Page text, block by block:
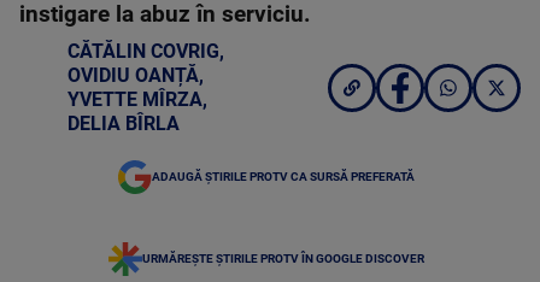
instigare la abuz în serviciu.
CĂTĂLIN COVRIG,
OVIDIU OANȚĂ,
YVETTE MÎRZA,
DELIA BÎRLA
ADAUGĂ ȘTIRILE PROTV CA SURSĂ PREFERATĂ
URMĂREȘTE ȘTIRILE PROTV ÎN GOOGLE DISCOVER